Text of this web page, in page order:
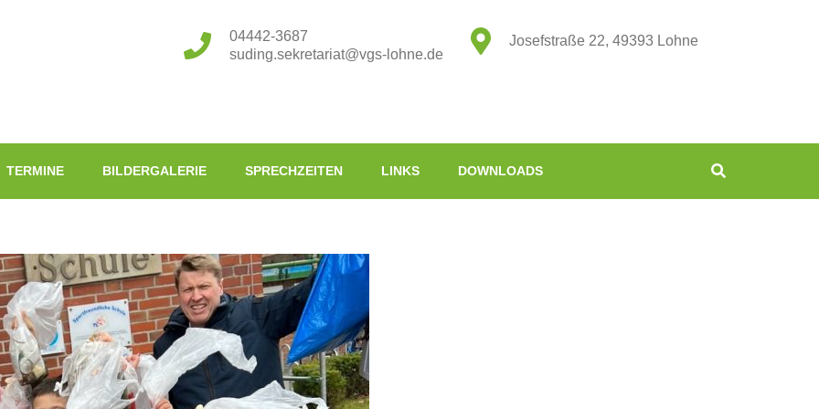
Josefstraße 22, 49393 Lohne
04442-3687
suding.sekretariat@vgs-lohne.de
TERMINE BILDERGALERIE SPRECHZEITEN LINKS DOWNLOADS